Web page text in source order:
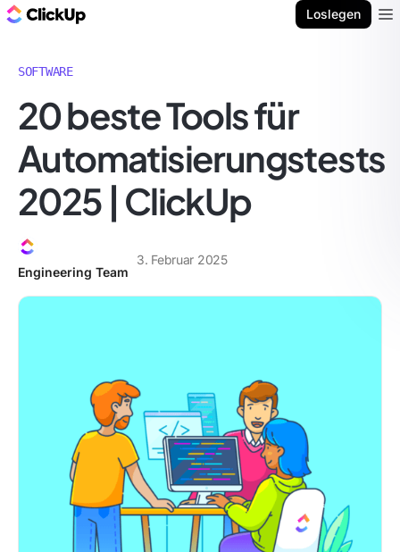
Loslegen
SOFTWARE
20 beste Tools für
Automatisierungstests
2025 | ClickUp
Engineering Team
3. Februar 2025